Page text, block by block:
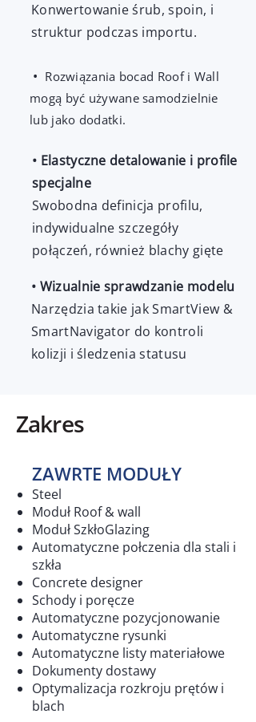
Konwertowanie śrub, spoin, i
struktur podczas importu.
• Rozwiązania bocad Roof i Wall
mogą być używane samodzielnie
lub jako dodatki.
• Elastyczne detalowanie i profile
specjalne
Swobodna definicja profilu,
indywidualne szczegóły
połączeń, również blachy gięte
• Wizualnie sprawdzanie modelu
Narzędzia takie jak SmartView &
SmartNavigator do kontroli
kolizji i śledzenia statusu
Zakres
ZAWRTE MODUŁY
Steel
Moduł Roof & wall
Moduł SzkłoGlazing
Automatyczne połczenia dla stali i
szkła
Concrete designer
Schody i poręcze
Automatyczne pozycjonowanie
Automatyczne rysunki
Automatyczne listy materiałowe
Dokumenty dostawy
Optymalizacja rozkroju prętów i
blach